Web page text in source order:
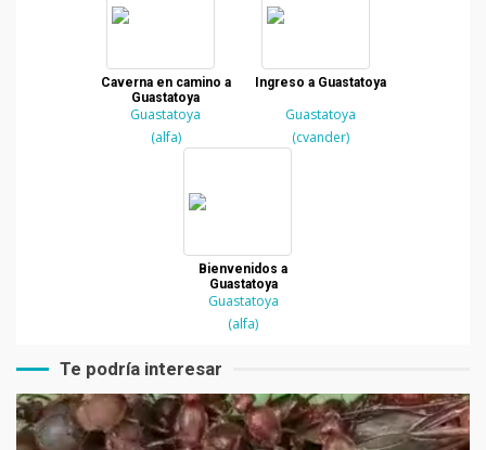
Caverna en camino a
Guastatoya
Guastatoya
(alfa)
Ingreso a Guastatoya
Guastatoya
(cvander)
Bienvenidos a
Guastatoya
Guastatoya
(alfa)
Te podría interesar